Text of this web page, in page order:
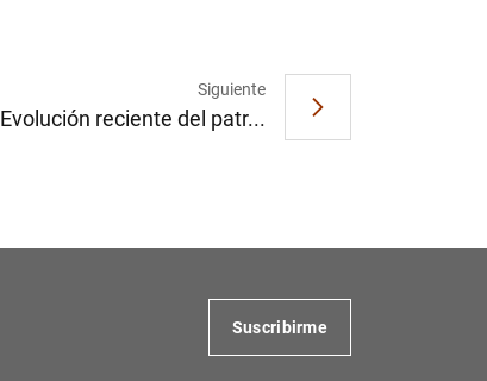
Siguiente
Evolución reciente del patr...
Suscribirme